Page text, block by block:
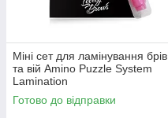
Міні сет для ламінування брів
та вій Amino Puzzle System
Lamination
Готово до відправки